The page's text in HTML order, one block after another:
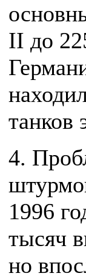
II до
танков
4.
1996
тысяч
но